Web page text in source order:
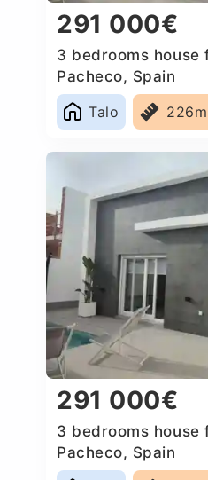
291 000€
3 bedrooms house
Pacheco, Spain
Talo
291 000€
3 bedrooms house
Pacheco, Spain